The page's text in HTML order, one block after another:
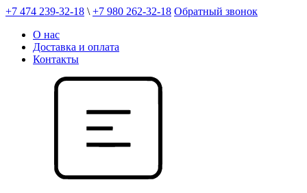
+7 474 239-32-18 \ +7 980 262-32-18 Обратный звонок
О нас
Доставка и оплата
Контакты